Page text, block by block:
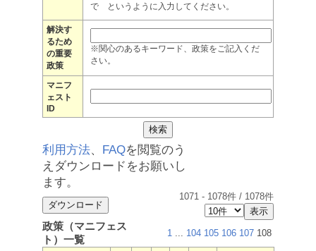
で というように入力してください。
解決す
るため
の重要
政策
※関心のあるキーワード、政策をご記入くだ
さい。
マニフ
ェスト
ID
利用方法、 FAQを閲覧のう
えダウンロードをお願いし
ます。
1071 - 1078件 / 1078件
政策（マニフェス
ト）一覧
1 ... 104 105 106 107 108